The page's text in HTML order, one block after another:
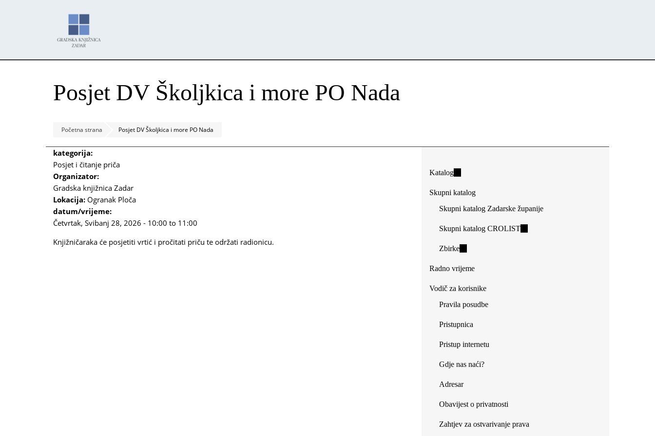
Posjet DV Školjkica i more PO Nada
Početna strana Posjet DV Školjkica i more PO Nada
kategorija:
Posjet i čitanje priča
Organizator:
Gradska knjižnica Zadar
Lokacija: Ogranak Ploča
datum/vrijeme:
Četvrtak, Svibanj 28, 2026 - 10:00 to 11:00
Knjižničaraka će posjetiti vrtić i pročitati priču te održati radionicu.
Katalog(link
external)
Skupni katalog
Skupni katalog Zadarske županije
Skupni katalog CROLIST(link
Zbirke(link
external)
Radno vrijeme
Vodič za korisnike
Pravila posudbe
Pristupnica
Pristup internetu
Gdje nas naći?
Adresar
Obavijest o privatnosti
Zahtjev za ostvarivanje prava